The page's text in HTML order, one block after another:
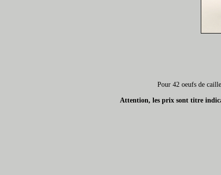
Pour 42 oeufs de
Attention, les prix sont titre